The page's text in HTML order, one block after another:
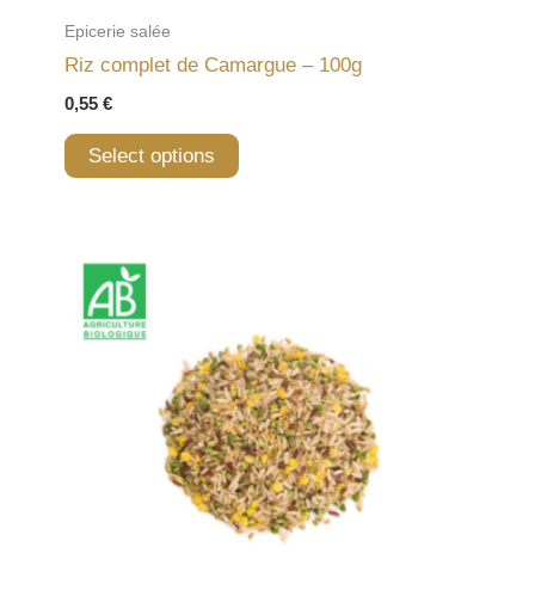
Epicerie salée
Riz complet de Camargue – 100g
0,55 €
Select options